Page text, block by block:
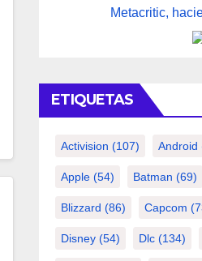
Metacritic,
ETIQUETAS
Activision (107) Android
Apple (54) Batman (69)
Blizzard (86) Capcom
Disney (54) Dlc (134)